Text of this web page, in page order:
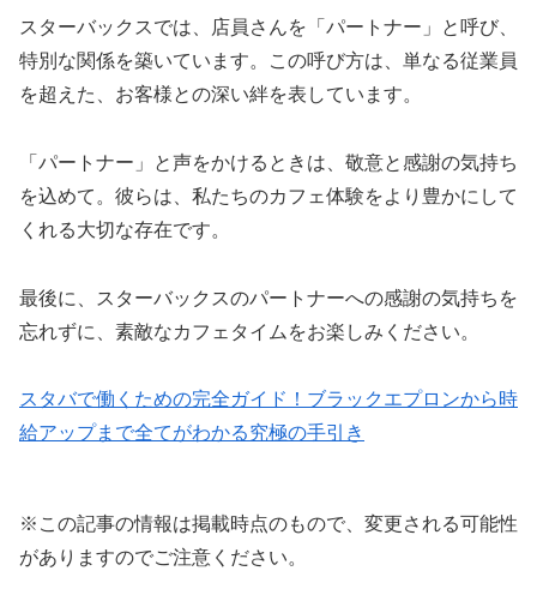
スターバックスでは、店員さんを「パートナー」と呼び、
特別な関係を築いています。この呼び方は、単なる従業員
を超えた、お客様との深い絆を表しています。
「パートナー」と声をかけるときは、敬意と感謝の気持ち
を込めて。彼らは、私たちのカフェ体験をより豊かにして
くれる大切な存在です。
最後に、スターバックスのパートナーへの感謝の気持ちを
忘れずに、素敵なカフェタイムをお楽しみください。
スタバで働くための完全ガイド！ブラックエプロンから時
給アップまで全てがわかる究極の手引き
※この記事の情報は掲載時点のもので、変更される可能性
がありますのでご注意ください。